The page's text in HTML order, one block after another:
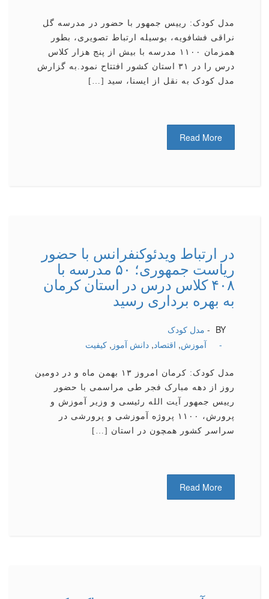
مدل کودک: رییس جمهور با حضور در مدرسه گل
نراقی فشافویه، بوسیله ارتباط تصویری، بطور
همزمان ۱۱۰۰ مدرسه با بیش از پنج هزار کلاس
درس را در ۳۱ استان کشور افتتاح نمود.به گزارش
مدل کودک به نقل از ایسنا، سید […]
Read More
در ارتباط ویدئوكنفرانس با حضور
ریاست جمهوری؛ ۵۰ مدرسه با
۴۰۸ کلاس درس در استان کرمان
به بهره برداری رسید
BY -
مدل کودک
آموزش, اقتصاد, دانش آموز , كیفیت -
مدل کودک: کرمان امروز ۱۳ بهمن ماه و در دومین
روز از دهه مبارک فجر طی مراسمی با حضور
رییس جمهور آیت الله رئیسی و وزیر آموزش و
پرورش، ۱۱۰۰ پروژه آموزشی و پرورشی در
سراسر کشور همچون در استان […]
Read More